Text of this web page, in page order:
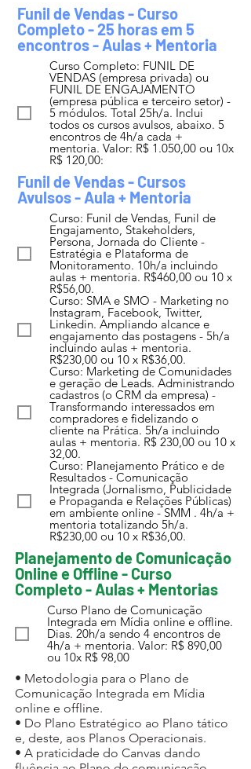
Funil de Vendas - Curso
Completo - 25 horas em 5
encontros - Aulas + Mentoria
Curso Completo: FUNIL DE
VENDAS (empresa privada) ou
FUNIL DE ENGAJAMENTO
(empresa pública e terceiro setor) -
5 módulos. Total 25h/a. Inclui
todos os cursos avulsos, abaixo. 5
encontros de 4h/a cada +
mentoria. Valor: R$ 1.050,00 ou 10x
R$ 120,00:
Funil de Vendas - Cursos
Avulsos - Aula + Mentoria
Curso: Funil de Vendas, Funil de
Engajamento, Stakeholders,
Persona, Jornada do Cliente -
Estratégia e Plataforma de
Monitoramento. 10h/a incluindo
aulas + mentoria. R$460,00 ou 10 x
R$56,00.
Curso: SMA e SMO - Marketing no
Instagram, Facebook, Twitter,
Linkedin. Ampliando alcance e
engajamento das postagens - 5h/a
incluindo aulas + mentoria.
R$230,00 ou 10 x R$36,00.
Curso: Marketing de Comunidades
e geração de Leads. Administrando
cadastros (o CRM da empresa) -
Transformando interessados em
compradores e fidelizando o
cliente na Prática. 5h/a incluindo
aulas + mentoria. R$ 230,00 ou 10 x
32,00.
Curso: Planejamento Prático e de
Resultados - Comunicação
Integrada (Jornalismo, Publicidade
e Propaganda e Relações Públicas)
em ambiente online - SMM . 4h/a +
mentoria totalizando 5h/a.
R$230,00 ou 10 x R$36,00.
Planejamento de Comunicação
Online e Offline - Curso
Completo - Aulas + Mentorias
Curso Plano de Comunicação
Integrada em Mídia online e offline.
Dias. 20h/a sendo 4 encontros de
4h/a + mentoria. Valor: R$ 890,00
ou 10x R$ 98,00
• ​Metodologia para o Plano de
Comunicação Integrada em Mídia
online e offline.
• Do Plano Estratégico ao Plano tático
e, deste, aos Planos Operacionais.
• ​A praticidade do Canvas dando